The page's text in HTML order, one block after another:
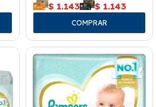
$ 1.143 $ 1.143